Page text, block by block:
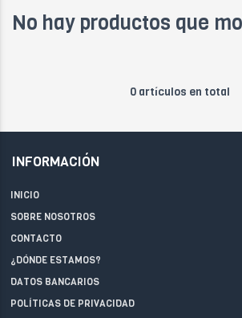
No hay productos que
0 artículos en total
INFORMACIÓN
INICIO
SOBRE NOSOTROS
CONTACTO
¿DÓNDE ESTAMOS?
DATOS BANCARIOS
POLÍTICAS DE PRIVACIDAD